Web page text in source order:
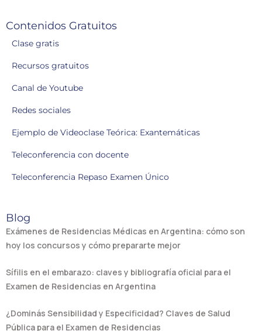
Contenidos Gratuitos
Clase gratis
Recursos gratuitos
Canal de Youtube
Redes sociales
Ejemplo de Videoclase Teórica: Exantemáticas
Teleconferencia con docente
Teleconferencia Repaso Examen Único
Blog
Exámenes de Residencias Médicas en Argentina: cómo son
hoy los concursos y cómo prepararte mejor
Sífilis en el embarazo: claves y bibliografía oficial para el
Examen de Residencias en Argentina
¿Dominás Sensibilidad y Especificidad? Claves de Salud
Pública para el Examen de Residencias